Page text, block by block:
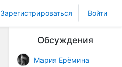
Зарегистрироваться Войти
Обсуждения
Мария Ерёмина